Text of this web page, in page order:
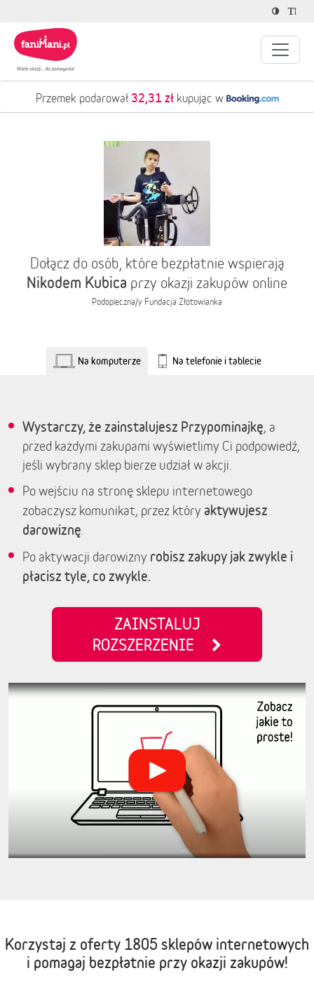
Przemek podarował 32,31 złkupując w
Dołącz do osób, które bezpłatnie wspierają
Nikodem Kubica przy okazji zakupów online
Podopieczna/y Fundacja Złotowianka
Na komputerze Na telefonie i tablecie
Wystarczy, że zainstalujesz Przypominajkę, a
przed każdymi zakupami wyświetlimy Ci podpowiedź,
jeśli wybrany sklep bierze udział w akcji.
Po wejściu na stronę sklepu internetowego
zobaczysz komunikat, przez który aktywujesz
darowiznę
Po aktywacji darowizny robisz zakupy jak zwykle i
płacisz tyle, co zwykle.
ZAINSTALUJ
ROZSZERZENIE
Korzystaj z oferty 1805 sklepów internetowych
i pomagaj bezpłatnie przy okazji zakupów!